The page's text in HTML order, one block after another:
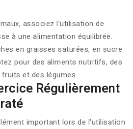
associez l’utilisation de
à une alimentation équilibrée.
en graisses saturées, en sucre
pour des aliments nutritifs, des
et des légumes.
Régulièrement
important lors de l'utilisation